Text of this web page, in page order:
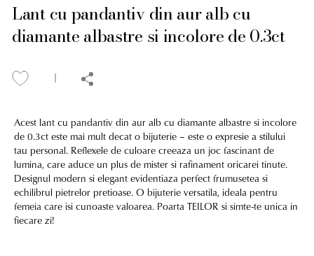
Lant cu pandantiv din aur alb cu
diamante albastre si incolore de 0.3ct
Acest lant cu pandantiv din aur alb cu diamante albastre si incolore
de 0.3ct este mai mult decat o bijuterie – este o expresie a stilului
tau personal. Reflexele de culoare creeaza un joc fascinant de
lumina, care aduce un plus de mister si rafinament oricarei tinute.
Designul modern si elegant evidentiaza perfect frumusetea si
echilibrul pietrelor pretioase. O bijuterie versatila, ideala pentru
femeia care isi cunoaste valoarea. Poarta TEILOR si simte-te unica in
fiecare zi!